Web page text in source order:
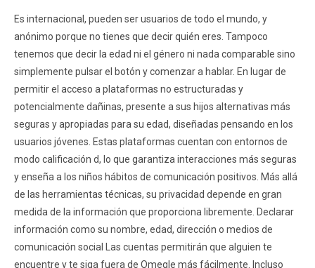
Es internacional, pueden ser usuarios de todo el mundo, y
anónimo porque no tienes que decir quién eres. Tampoco
tenemos que decir la edad ni el género ni nada comparable sino
simplemente pulsar el botón y comenzar a hablar. En lugar de
permitir el acceso a plataformas no estructuradas y
potencialmente dañinas, presente a sus hijos alternativas más
seguras y apropiadas para su edad, diseñadas pensando en los
usuarios jóvenes. Estas plataformas cuentan con entornos de
modo calificación d, lo que garantiza interacciones más seguras
y enseña a los niños hábitos de comunicación positivos. Más allá
de las herramientas técnicas, su privacidad depende en gran
medida de la información que proporciona libremente. Declarar
información como su nombre, edad, dirección o medios de
comunicación social Las cuentas permitirán que alguien te
encuentre y te siga fuera de Omegle más fácilmente. Incluso